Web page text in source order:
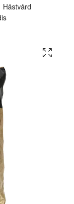
Hästvård